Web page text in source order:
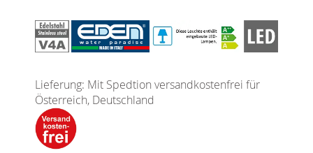
Lieferung: Mit Spedtion versandkostenfrei für
Österreich, Deutschland